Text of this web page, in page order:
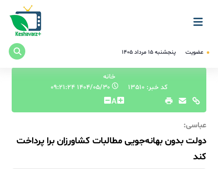
عضویت پنجشنبه ۱۵ مرداد ۱۴۰۵
خانه
کد خبر: 13510
۱۴۰۴/۰۵/۳۰ ۰۹:۲۱:۲۴
A
عباسی:
دولت بدون بهانه‌جویی مطالبات کشاورزان برا پرداخت
کند